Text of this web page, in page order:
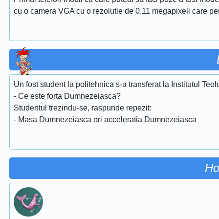
cu o camera VGA cu o rezolutie de 0,11 megapixeli care
Un fost student la politehnica s-a transferat la Institutul
- Ce este forta Dumnezeiasca?
Studentul trezindu-se, raspunde repezit:
- Masa Dumnezeiasca ori acceleratia Dumnezeiasca